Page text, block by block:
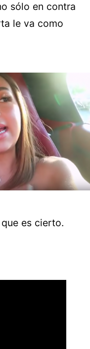
sólo en contra
le va como
es cierto.